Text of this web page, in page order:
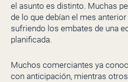
el asunto es distinto. Muchas
de lo que debían el mes
sufriendo los embates de una
planificada.
Muchos comerciantes ya
con anticipación, mientras